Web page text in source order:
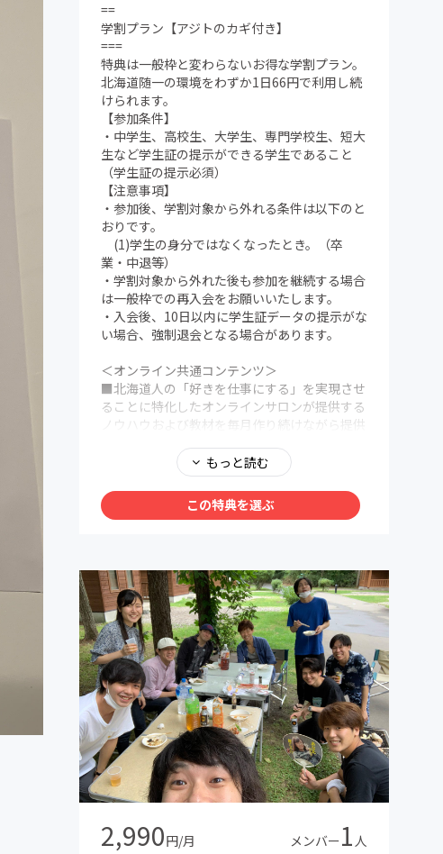
==
学割プラン【アジトのカギ付き】
===
特典は一般枠と変わらないお得な学割プラン。
北海道随一の環境をわずか1日66円で利用し続
けられます。
【参加条件】
・中学生、高校生、大学生、専門学校生、短大
生など学生証の提示ができる学生であること
（学生証の提示必須）
【注意事項】
・参加後、学割対象から外れる条件は以下のと
おりです。
(1)学生の身分ではなくなったとき。（卒
業・中退等）
・学割対象から外れた後も参加を継続する場合
は一般枠での再入会をお願いいたします。
・入会後、10日以内に学生証データの提示がな
い場合、強制退会となる場合があります。
＜オンライン共通コンテンツ＞
■北海道人の「好きを仕事にする」を実現させ
ることに特化したオンラインサロンが提供する
ノウハウおよび教材を毎月作り続けながら提供
よび会員制フェイスブックページの更新
■北海道で活躍する社長/経営者/起業家/クリエ
イターを招いてのゲストトーク
■好きを仕事にするためのオンラインビジネス
無料受講可能
■facebookページ&メンバー専用会員サイト
での意見交換、成功事例の共有
■生配信やイベント当日を逃しても後から見返
すことができる「専用会員ページ」ノウハウ
■メンバー限定利用可能な会員制コワーキング
スペース「アジト」の利用権利(カギをお渡しし
ます)
地下鉄大通駅徒歩5-7分、狸小路7丁目徒歩30
秒の札幌市最強の好立地。
滞在時間無制限、ドリンク飲み放題。考えられ
る限りの新型コロナウィルス対策。本サロンメ
ンバーのみの完全会員制コワーキングスペース
兼カフェゆえに不特定多数の出入りおよび三密
ビジネス教材・海外最先端マーケティング教材
もっと読む
この特典を選ぶ
2,990円/月 メンバー1 人